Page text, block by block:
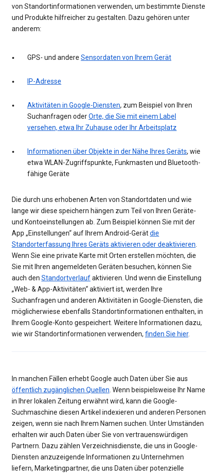
von Standortinformationen verwenden, um bestimmte Dienste
und Produkte hilfreicher zu gestalten. Dazu gehören unter
anderem:
GPS- und andere Sensordaten von Ihrem Gerät
IP-Adresse
Aktivitäten in Google-Diensten, zum Beispiel von Ihren
Suchanfragen oderOrte, die Sie mit einem Label
versehen, etwa Ihr Zuhause oder Ihr Arbeitsplatz
Informationen über Objekte in der Nähe Ihres Geräts, wie
etwa WLAN-Zugriffspunkte, Funkmasten und Bluetooth-
fähige Geräte
Die durch uns erhobenen Arten von Standortdaten und wie
lange wir diese speichern hängen zum Teil von Ihren Geräte-
und Kontoeinstellungen ab. Zum Beispiel können Sie mit der
App „Einstellungen“ auf Ihrem Android-Gerätdie
Standorterfassung Ihres Geräts aktivieren oder deaktivieren.
Wenn Sie eine private Karte mit Orten erstellen möchten, die
Sie mit Ihren angemeldeten Geräten besuchen, können Sie
auch den Standortverlaufaktivieren. Und wenn die Einstellung
„Web- & App-Aktivitäten“ aktiviert ist, werden Ihre
Suchanfragen und anderen Aktivitäten in Google-Diensten, die
möglicherwiese ebenfalls Standortinformationen enthalten, in
Ihrem Google-Konto gespeichert. Weitere Informationen dazu,
wie wir Standortinformationen verwenden, finden Sie hier.
In manchen Fällen erhebt Google auch Daten über Sie aus
öffentlich zugänglichen Quellen. Wenn beispielsweise Ihr Name
in Ihrer lokalen Zeitung erwähnt wird, kann die Google-
Suchmaschine diesen Artikel indexieren und anderen Personen
zeigen, wenn sie nach Ihrem Namen suchen. Unter Umständen
erhalten wir auch Daten über Sie von vertrauenswürdigen
Partnern. Dazu zählen Verzeichnisdienste, die uns in Google-
Diensten anzuzeigende Informationen zu Unternehmen
liefern, Marketingpartner, die uns Daten über potenzielle